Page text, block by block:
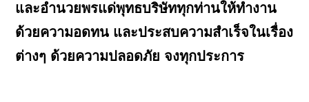
และอำนวยพรแด่พุทธบริษัททุกท่านให้ทำงาน
ด้วยความอดทน และประสบความสำเร็จในเรื่อง
ต่างๆ ด้วยความปลอดภัย จงทุกประการ